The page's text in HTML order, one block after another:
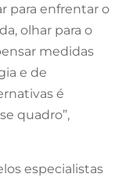
para enfrentar o
olhar para o
medidas
e de
é
quadro”,
especialistas